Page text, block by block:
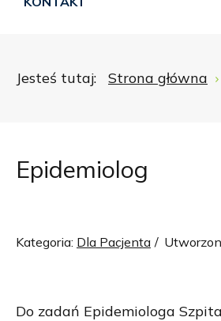
Jesteś tutaj: Strona główna
Epidemiolog
Kategoria: Dla Pacjenta
Do zadań Epidemiologa